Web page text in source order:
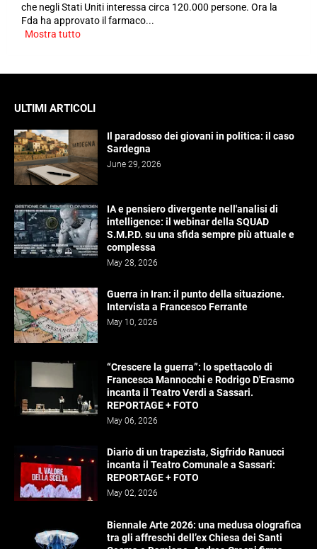
che negli Stati Uniti interessa circa 120.000 persone. Ora la
Fda ha approvato il farmaco...
Mostra tutto
ULTIMI ARTICOLI
Il paradosso dei giovani in politica: il caso
Sardegna
June 29, 2026
IA e pensiero divergente nell'analisi di
intelligence: il webinar della SQUAD
S.M.P.D. su una sfida sempre più attuale e
complessa
May 28, 2026
Guerra in Iran: il punto della situazione.
Intervista a Francesco Ferrante
May 10, 2026
“Crescere la guerra”: lo spettacolo di
Francesca Mannocchi e Rodrigo D'Erasmo
incanta il Teatro Verdi a Sassari.
REPORTAGE + FOTO
May 06, 2026
Diario di un trapezista, Sigfrido Ranucci
incanta il Teatro Comunale a Sassari:
REPORTAGE + FOTO
May 02, 2026
Biennale Arte 2026: una medusa olografica
tra gli affreschi dell’ex Chiesa dei Santi